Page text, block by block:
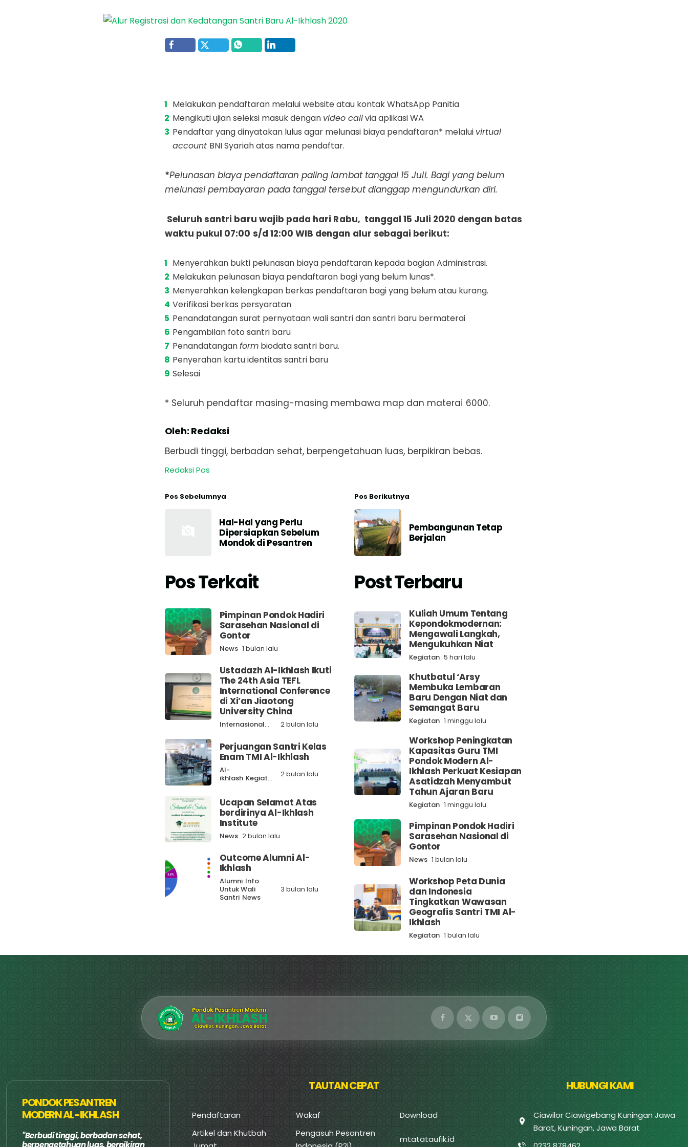
Melakukan pendaftaran melalui website atau kontak WhatsApp Panitia
Mengikuti ujian seleksi masuk dengan video callvia aplikasi WA
Pendaftar yang dinyatakan lulus agar melunasi biaya pendaftaran* melalui virtual
account BNI Syariah atas nama pendaftar.
*Pelunasan biaya pendaftaran paling lambat tanggal 15 Juli. Bagi yang belum
melunasi pembayaran pada tanggal tersebut dianggap mengundurkan diri.
Seluruh santri baru wajib pada hari Rabu, tanggal 15 Juli 2020 dengan batas
waktu pukul 07:00 s/d 12:00 WIB dengan alur sebagai berikut:
Menyerahkan bukti pelunasan biaya pendaftaran kepada bagian Administrasi.
Melakukan pelunasan biaya pendaftaran bagi yang belum lunas*.
Menyerahkan kelengkapan berkas pendaftaran bagi yang belum atau kurang.
Verifikasi berkas persyaratan
Penandatangan surat pernyataan wali santri dan santri baru bermaterai
Pengambilan foto santri baru
Penandatanganformbiodata santri baru.
Penyerahan kartu identitas santri baru
Selesai
* Seluruh pendaftar masing-masing membawa map dan materai 6000.
Oleh: Redaksi
Berbudi tinggi, berbadan sehat, berpengetahuan luas, berpikiran bebas.
Redaksi Pos
Pos Sebelumnya
Hal-Hal yang Perlu
Dipersiapkan Sebelum
Mondok di Pesantren
Pos Berikutnya
Pembangunan Tetap
Berjalan
Pos Terkait
Pimpinan Pondok Hadiri
Sarasehan Nasional di
Gontor
News 1 bulan lalu
Ustadazh Al-Ikhlash Ikuti
The 24th Asia TEFL
International Conference
di Xi’an Jiaotong
University China
Internasional News2 bulan lalu
Perjuangan Santri Kelas
Enam TMI Al-Ikhlash
Al-
ikhlash Kegiatan News
2 bulan lalu
Ucapan Selamat Atas
berdirinya Al-Ikhlash
Institute
News 2 bulan lalu
Outcome Alumni Al-
Ikhlash
Alumni Info
Untuk Wali
Santri News
3 bulan lalu
Post Terbaru
Kuliah Umum Tentang
Kepondokmodernan:
Mengawali Langkah,
Mengukuhkan Niat
Kegiatan 5 hari lalu
Khutbatul ‘Arsy
Membuka Lembaran
Baru Dengan Niat dan
Semangat Baru
Kegiatan 1 minggu lalu
Workshop Peningkatan
Kapasitas Guru TMI
Pondok Modern Al-
Ikhlash Perkuat Kesiapan
Asatidzah Menyambut
Tahun Ajaran Baru
Kegiatan 1 minggu lalu
Pimpinan Pondok Hadiri
Sarasehan Nasional di
Gontor
News 1 bulan lalu
Workshop Peta Dunia
dan Indonesia
Tingkatkan Wawasan
Geografis Santri TMI Al-
Ikhlash
Kegiatan 1 bulan lalu
PONDOK PESANTREN
MODERN AL-IKHLASH
Berbudi tinggi, berbadan sehat,
berpengetahuan luas, berpikiran
TAUTAN CEPAT
Pendaftaran Wakaf
Download
Artikel dan Khutbah
Pengasuh Pesantren
mtatataufik.id
HUBUNGI KAMI
Ciawilor Ciawigebang Kuningan Jawa
Barat, Kuningan, Jawa Barat